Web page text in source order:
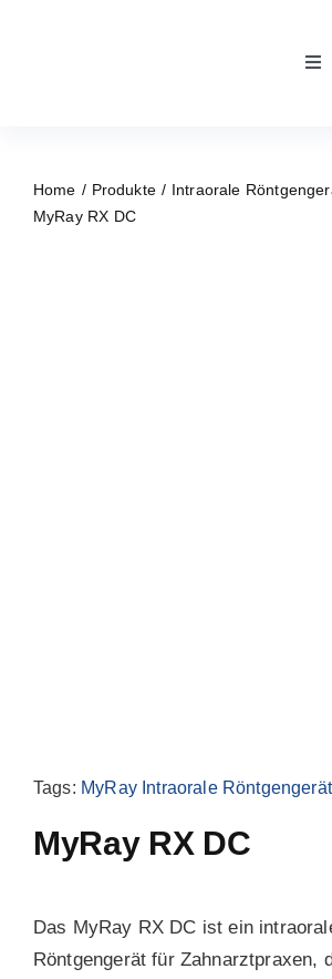
Home Produkte
Intraorale
MyRay RX DC
Tags: MyRay Intraorale
MyRay RX DC
Das MyRay RX DC ist ein
Röntgengerät für Zahnarztpraxen,